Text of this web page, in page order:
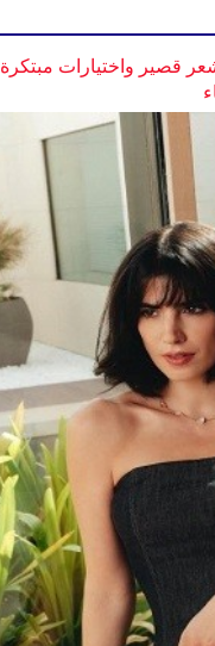
قصير واختيارات مبتكرة